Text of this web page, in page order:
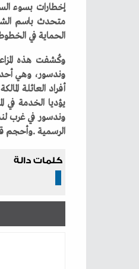
‬الحماية‭ ‬في‭ ‬الخطوط‭ ‬الأمامية‮»‬‭. ‬
‬الرسمية‭. ‬وأحجم‭ ‬قصر‭ ‬بكنجهام‭ ‬عن‭ ‬التعليق‭. ‬
كلمات دالة